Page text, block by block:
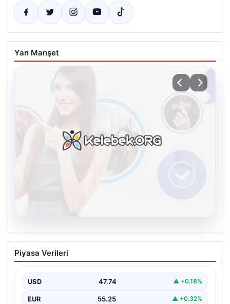
Yan Manşet
Kelebek.Org İle Dijital İletişimin Seviyeli
Adresi Ve Chat Deneyimi
irtibat kurması büyük bir önem taşımaktadır. Güncel
olarak…
Piyasa Verileri
USD 47.74 ▲ +0.18%
EUR 55.25 ▲ +0.32%